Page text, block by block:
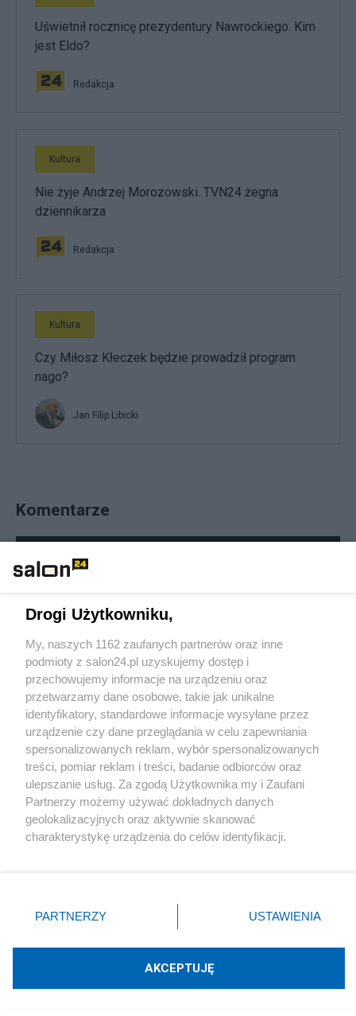
Uświetnił rocznicę prezydentury Nawrockiego. Kim
jest Eldo?
Redakcja
Kultura
Nie żyje Andrzej Morozowski. TVN24 żegna
dziennikarza
Redakcja
Kultura
Czy Miłosz Kłeczek będzie prowadził program
nago?
Jan Filip Libicki
Komentarze
#Film
Olbrychski skarży się na rząd. "Napluł mi
w twarz", ale wystarczył list do Tuska
Był świetnym aktorem. Nie żyje Janusz Michałowski
Redakcja 8
Gwiazdor kina z "Top Gun: Maverick" i "Jumanji" nie żyje.
Drogi Użytkowniku,
My, naszych 1162 zaufanych partnerów oraz inne
podmioty z salon24.pl uzyskujemy dostęp i
przechowujemy informacje na urządzeniu oraz
przetwarzamy dane osobowe, takie jak unikalne
identyfikatory, standardowe informacje wysyłane przez
urządzenie czy dane przeglądania w celu zapewniania
spersonalizowanych reklam, wybór spersonalizowanych
treści, pomiar reklam i treści, badanie odbiorców oraz
ulepszanie usług. Za zgodą Użytkownika my i Zaufani
Partnerzy możemy używać dokładnych danych
geolokalizacyjnych oraz aktywnie skanować
charakterystykę urządzenia do celów identyfikacji.
zmienić/wycofać klikając przycisk ustawień prywatności
znajdujący się w lewym dolnym rogu strony
rodzaje przetwarzania danych nie wymagają zgody
użytkownika, ale masz prawo sprzeciwić się takiemu
PARTNERZY USTAWIENIA
AKCEPTUJĘ